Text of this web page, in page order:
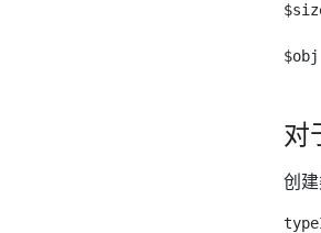
对
创